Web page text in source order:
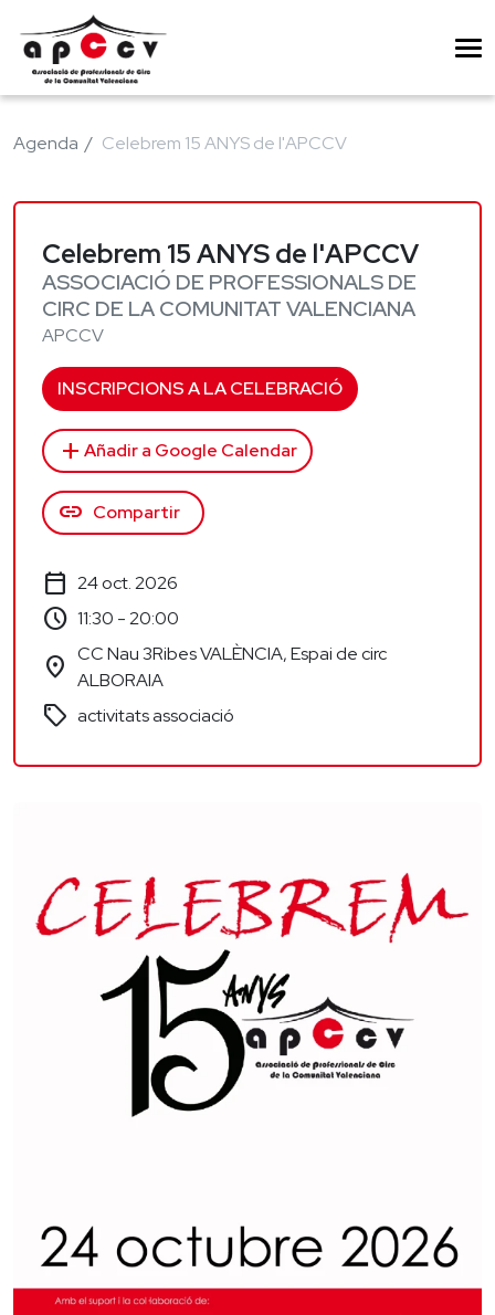
Agenda Celebrem 15 ANYS de l'APCCV
Celebrem 15 ANYS de l'APCCV
ASSOCIACIÓ DE PROFESSIONALS DE
CIRC DE LA COMUNITAT VALENCIANA
APCCV
INSCRIPCIONS A LA CELEBRACIÓ
add Añadir a Google Calendar
link Compartir
calendar_today 24 oct. 2026
schedule 11:30 - 20:00
location_on CC Nau 3Ribes VALÈNCIA, Espai de circ
ALBORAIA
sell activitats associació